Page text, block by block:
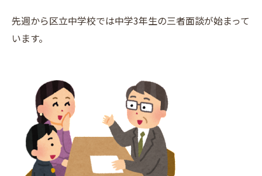
先週から区立中学校では中学3年生の三者面談が始まって
います。